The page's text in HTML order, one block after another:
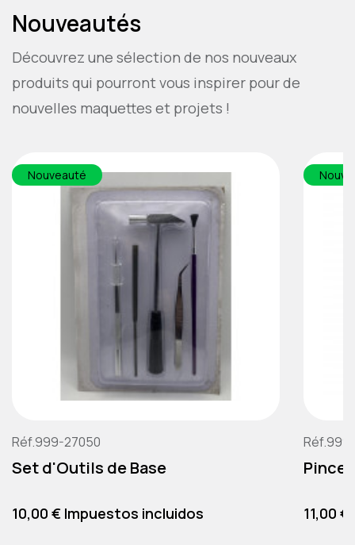
Nouveautés
Découvrez une sélection de nos nouveaux
produits qui pourront vous inspirer pour de
nouvelles maquettes et projets !
Réf.999-27050
Set d'Outils de Base
Precio
10,00 € Impuestos incluidos
Nouveauté
Pince
Precio
11,00